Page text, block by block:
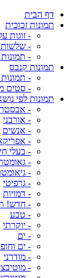
דף הבית
תמונות זכוכית
- זוגות
- שלשות
-
תמונות קנבס
-
- סטים
תמונות לפי
-
- אורבני
- אנשים
-
- בעלי
-
-
- גרפיטי
- דמויות
- חדש!
- טבע
- יוקרתי
- ים
- ים
- מודרני
-